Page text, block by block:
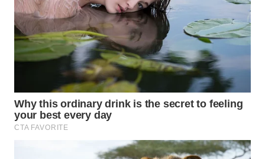
WAHANA
OTOMOTIF
WAHANA
WAHANA
DESA
WISATA